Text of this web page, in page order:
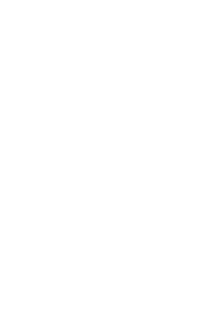
esta vez todos
mis dos bellos hijos,
abajo con los